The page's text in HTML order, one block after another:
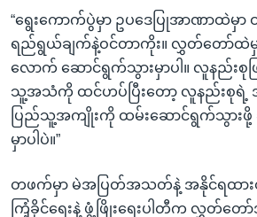
“ရွေးကောက်ပွဲမှာ ဥပဒေပြုအာဏာထဲမှာ
ရည်ရွယ်ချက်နဲ့ဝင်တာကိုး။ လွှတ်တော်ထဲမှ
လောက် ဆောင်ရွက်သွားမှာပါ။ လူနည်းစု
သူ့အသံကို ထင်ဟပ်ပြီးတော့ လူနည်းစုရဲ့
ပြည်သူ့အကျိုးကို ထမ်းဆောင်ရွက်သွား
မှာပါပဲ။”
တဖက်မှာ မဲအပြတ်အသတ်နဲ့ အနိုင်ရထား
ကြံ့ခိုင်ရေးနဲ့ ဖွံ့ဖြိုးရေးပါတီက လွှတ်တေ